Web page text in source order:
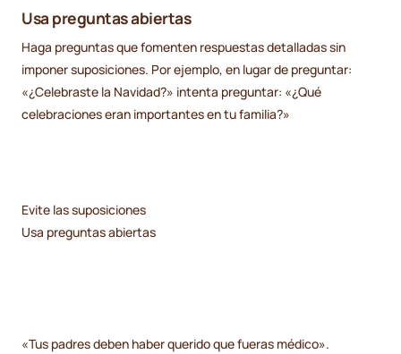
Usa preguntas abiertas
Haga preguntas que fomenten respuestas detalladas sin
imponer suposiciones. Por ejemplo, en lugar de preguntar:
«¿Celebraste la Navidad?» intenta preguntar: «¿Qué
celebraciones eran importantes en tu familia?»
Evite las suposiciones
Usa preguntas abiertas
«Tus padres deben haber querido que fueras médico».